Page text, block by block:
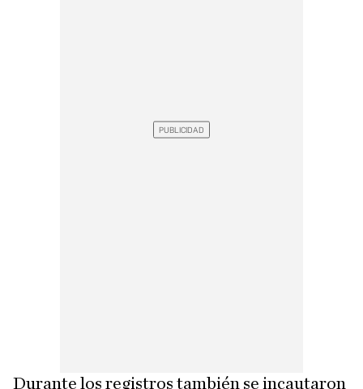
Durante los registros también se incautaron